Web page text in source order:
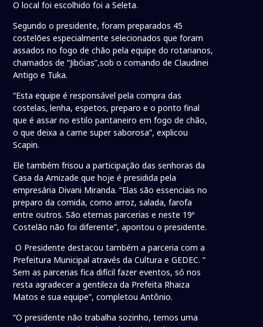
O local foi escolhido foi a Seleta.
Segundo o presidente, foram preparados 45
costelões especialmente selecionados que foram
assados no fogo de chão pela equipe do rotarianos,
chamados de “Jibóias”,sob o comando de Claudinei
Antigo e Tuka.
“Esta equipe é responsável pela compra das
costelas, lenha, espetos, preparo e o ponto final
que é assar no estilo pantaneiro em fogo de chão,
o que deixa a carne super saborosa”, explicou
Scapin.
Ele também frisou a participação das senhoras da
Casa da Amizade que hoje é presidida pela
empresária Divani Miranda. “Elas são essenciais no
preparo da comida, como arroz, salada, farofa
entre outros. São eternas parcerias e neste 19º
Costelão não foi diferente”, apontou o presidente.
O Presidente destacou também a parceria com a
Prefeitura Municipal através da Cultura e GEDEC. “
Sem as parcerias fica difícil fazer eventos, só nos
resta agradecer a gentileza da Prefeita Rhaiza
Matos e sua equipe”, completou Antônio.
“O presidente não trabalha sozinho, temos uma